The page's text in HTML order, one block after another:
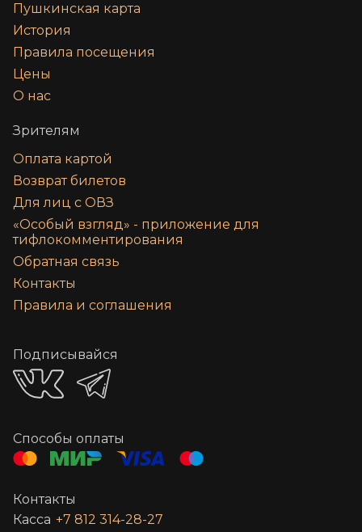
Пушкинская карта
История
Правила посещения
Цены
О нас
Зрителям
Оплата картой
Возврат билетов
Для лиц с ОВЗ
«‎Особый взгляд» - приложение для
тифлокомментирования
Обратная связь
Контакты
Правила и соглашения
Подписывайся
Способы оплаты
Контакты
Касса +7 812 314-28-27